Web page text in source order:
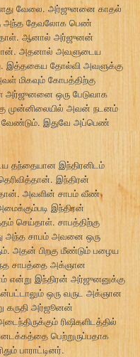
வேலை. அர்ஜுனனை காதல்
அந்த தேவலோக பெண்
ஆனால் அர்ஜுனன்
அதனால் அவளுடைய
இத்தகைய தோல்வி அவளுக்கு
மிகவும் கோபத்திற்கு
ஒரு பேடுவாக
முன்னிலையில் அவன் நடனம்
வேண்டும். இதுவே அப்பெண்
தந்தையான இந்திரனிடம்
இந்திரன்
அவளின் சாபம் வீண்
இந்திரன்
செய்தாள். சாபத்திற்கு
அந்த சாபம் அவனை ஒரு
அதன் பிறகு மீண்டும் பழைய
சாபத்தை அக்ஞான
என்று இந்திரன் அர்ஜுனனுக்கு
ஒரு வருட அக்ஞான
கருதி அர்ஜூனன்
ரிஷிகளிடத்தில்
பெற்றுருப்பதாக
பாராட்டினர்.